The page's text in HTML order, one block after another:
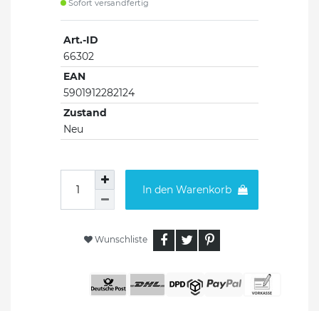
Sofort versandfertig
Art.-ID
66302
EAN
5901912282124
Zustand
Neu
In den Warenkorb
Wunschliste